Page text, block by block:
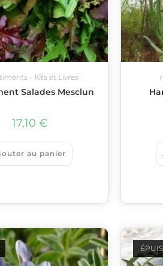
- Kits et Livres
Salades Mesclun
17,10 €
au panier